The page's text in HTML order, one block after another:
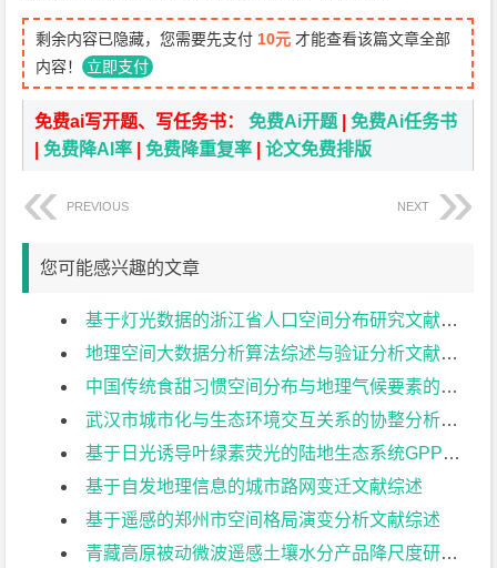
剩余内容已隐藏，您需要先支付 10元 才能查看该篇文章全部
内容！ 立即支付
免费ai写开题、写任务书：免费Ai开题 |免费Ai任务书
|免费降AI率 |免费降重复率 |论文免费排版
PREVIOUS NEXT
您可能感兴趣的文章
基于灯光数据的浙江省人口空间分布研究文献综述
地理空间大数据分析算法综述与验证分析文献综述
中国传统食甜习惯空间分布与地理气候要素的关系研究文献综述
武汉市城市化与生态环境交互关系的协整分析文献综述
基于日光诱导叶绿素荧光的陆地生态系统GPP估算研究文献综述
基于自发地理信息的城市路网变迁文献综述
基于遥感的郑州市空间格局演变分析文献综述
青藏高原被动微波遥感土壤水分产品降尺度研究文献综述